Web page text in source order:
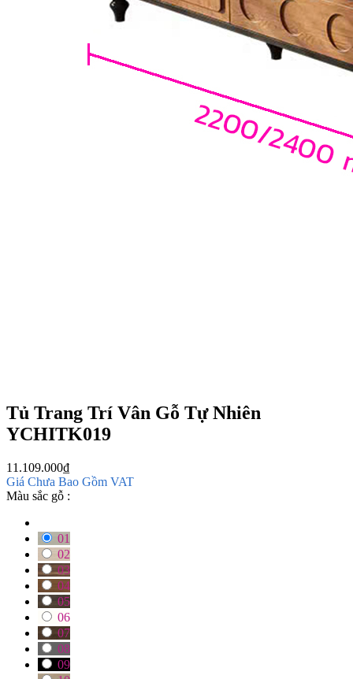
Tủ Trang Trí Vân Gỗ Tự Nhiên
YCHITK019
11.109.000₫
Giá Chưa Bao Gồm VAT
Màu sắc gỗ :
01
02
03
04
05
06
07
08
09